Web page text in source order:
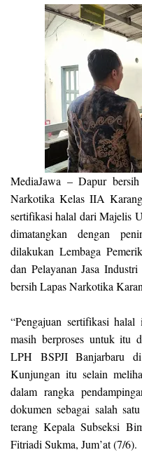
MediaJawa – Dapur bersih
Narkotika Kelas IIA
sertifikasi halal dari Majelis
dimatangkan dengan
dilakukan Lembaga
dan Pelayanan Jasa
bersih Lapas Narkotika
“Pengajuan sertifikasi
masih berproses untuk itu
LPH BSPJI Banjarbaru
Kunjungan itu selain
dalam rangka
dokumen sebagai salah
terang Kepala Subseksi
Fitriadi Sukma, Jum’at (7/6).